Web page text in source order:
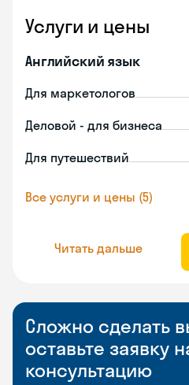
Услуги и цены
Английский язык
Для маркетологов
Деловой - для бизнеса
Для путешествий
Все услуги и цены (5)
Читать дальше
Сложно сделать
оставьте заявку
консультацию